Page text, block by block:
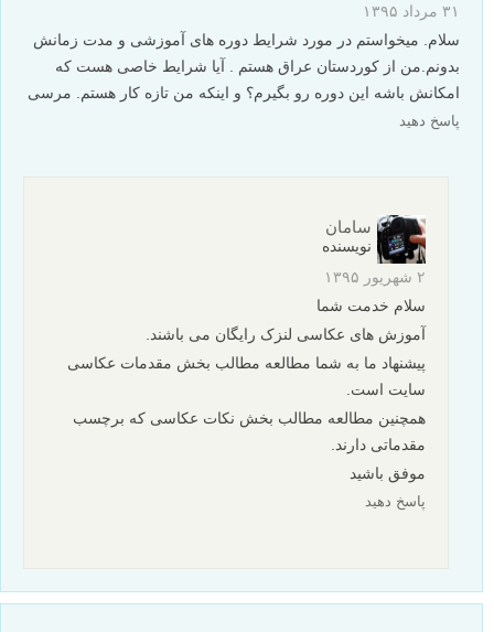
۳۱ مرداد ۱۳۹۵
سلام. میخواستم در مورد شرایط دوره های آموزشی و مدت زمانش
بدونم.من از کوردستان عراق هستم . آیا شرایط خاصی هست که
امکانش باشه این دوره رو بگیرم؟ و اینکه من تازه کار هستم. مرسی
پاسخ دهید
سامان
نویسنده
۲ شهریور ۱۳۹۵
سلام خدمت شما
آموزش های عکاسی لنزک رایگان می باشند.
پیشنهاد ما به شما مطالعه مطالب بخش مقدمات عکاسی
سایت است.
همچنین مطالعه مطالب بخش نکات عکاسی که برچسب
مقدماتی دارند.
موفق باشید
پاسخ دهید